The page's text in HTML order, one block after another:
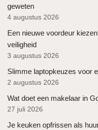
geweten
4 augustus 2026
Een nieuwe voordeur
veiligheid
3 augustus 2026
Slimme laptopkeuzes voor
2 augustus 2026
Wat doet een makelaar in
27 juli 2026
Je keuken opfrissen als